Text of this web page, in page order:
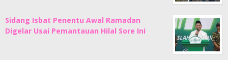
Sidang Isbat Penentu Awal Ramadan
Digelar Usai Pemantauan Hilal Sore Ini